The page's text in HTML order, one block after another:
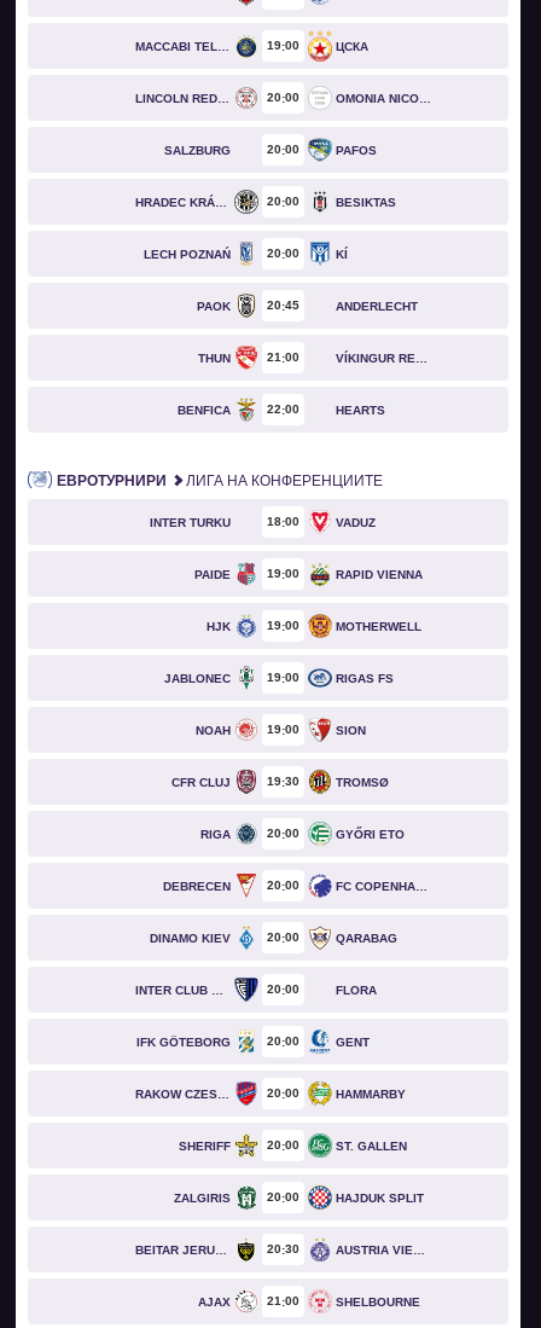
MACCABI TEL AVIV 19 00 ЦСКА
LINCOLN RED IMPS 20 00 OMONIA NICOSIA
SALZBURG 20 00 PAFOS
HRADEC KRÁLOVÉ 20 00 BESIKTAS
LECH POZNAŃ 20 00 KÍ
PAOK 20 45 ANDERLECHT
THUN 21 00 VÍKINGUR REYKJAVÍK
BENFICA 22 00 HEARTS
ЕВРОТУРНИРИ ЛИГА НА КОНФЕРЕНЦИИТЕ
INTER TURKU 18 00 VADUZ
PAIDE 19 00 RAPID VIENNA
HJK 19 00 MOTHERWELL
JABLONEC 19 00 RIGAS FS
NOAH 19 00 SION
CFR CLUJ 19 30 TROMSØ
RIGA 20 00 GYŐRI ETO
DEBRECEN 20 00 FC COPENHAGEN
DINAMO KIEV 20 00 QARABAG
INTER CLUB D'ESCALDES 20 00 FLORA
IFK GÖTEBORG 20 00 GENT
RAKOW CZESTOCHOWA 20 00 HAMMARBY
SHERIFF 20 00 ST. GALLEN
ZALGIRIS 20 00 HAJDUK SPLIT
BEITAR JERUSALEM 20 30 AUSTRIA VIENNA
AJAX 21 00 SHELBOURNE